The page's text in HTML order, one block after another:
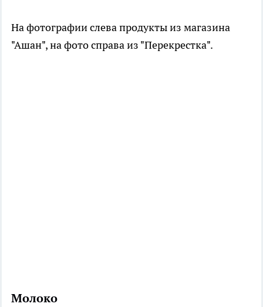
На фотографии слева продукты из магазина
"Ашан", на фото справа из "Перекрестка".
Молоко